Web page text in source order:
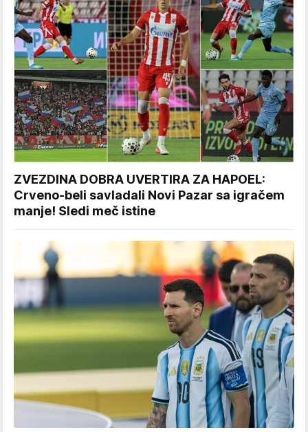
ZVEZDINA DOBRA UVERTIRA ZA HAPOEL:
Crveno-beli savladali Novi Pazar sa igračem
manje! Sledi meč istine